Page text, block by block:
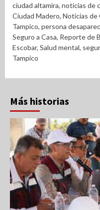
ciudad altamira, noticias de
Ciudad Madero, Noticias de
Tampico, persona
Seguro a Casa, Reporte de
Escobar, Salud mental,
Tampico
Más historias